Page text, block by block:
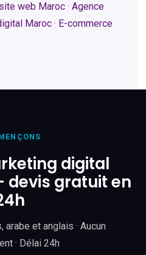
web Maroc · Agence
Maroc · E-commerce
digital
gratuit en
arabe et anglais · Aucun
· Délai 24h